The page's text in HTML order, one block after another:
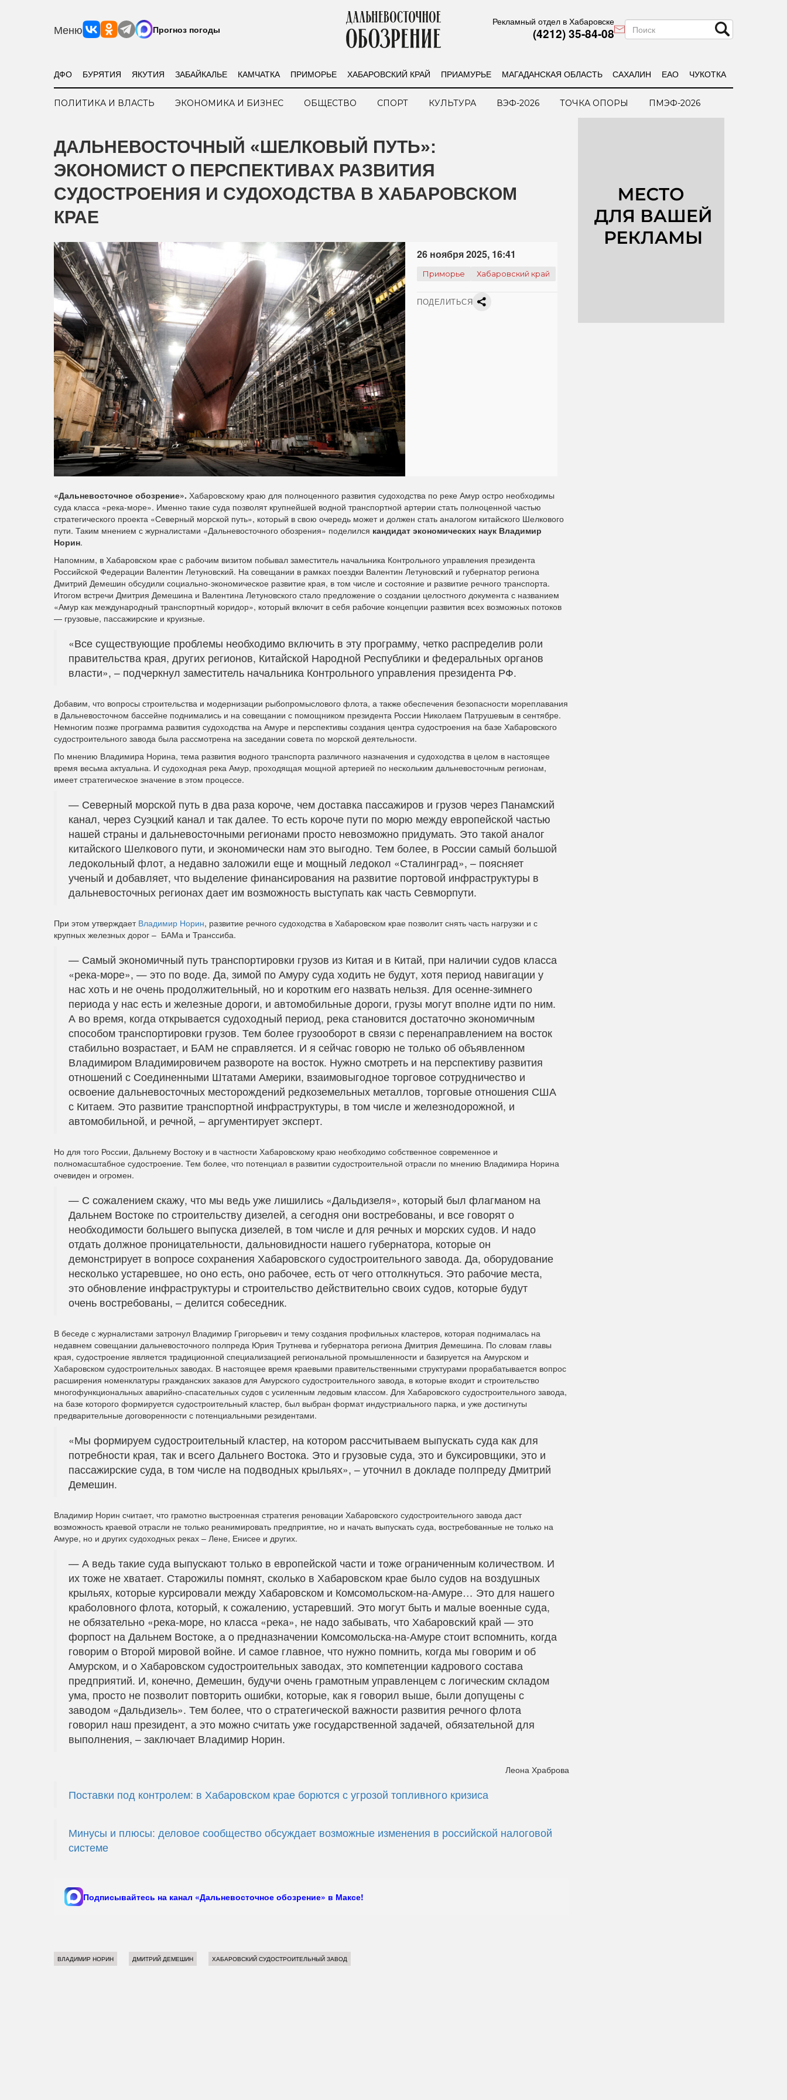
Меню Прогноз погоды
Рекламный отдел в Хабаровске
(4212) 35-84-08
ДФО БУРЯТИЯ ЯКУТИЯ ЗАБАЙКАЛЬЕ КАМЧАТКА ПРИМОРЬЕ ХАБАРОВСКИЙ КРАЙ ПРИАМУРЬЕ МАГАДАНСКАЯ ОБЛАСТЬ САХАЛИН ЕАО ЧУКОТКА
ПОЛИТИКА И ВЛАСТЬ ЭКОНОМИКА И БИЗНЕС ОБЩЕСТВО СПОРТ КУЛЬТУРА ВЭФ-2026 ТОЧКА ОПОРЫ ПМЭФ-2026
ДАЛЬНЕВОСТОЧНЫЙ «ШЕЛКОВЫЙ ПУТЬ»:
ЭКОНОМИСТ О ПЕРСПЕКТИВАХ РАЗВИТИЯ
СУДОСТРОЕНИЯ И СУДОХОДСТВА В ХАБАРОВСКОМ
КРАЕ
26 ноября 2025, 16:41
Приморье Хабаровский край
ПОДЕЛИТЬСЯ
«Дальневосточное обозрение». Хабаровскому краю для полноценного развития судоходства по реке Амур остро необходимы
суда класса «река-море». Именно такие суда позволят крупнейшей водной транспортной артерии стать полноценной частью
стратегического проекта «Северный морской путь», который в свою очередь может и должен стать аналогом китайского Шелкового
пути. Таким мнением с журналистами «Дальневосточного обозрения» поделился кандидат экономических наук Владимир
Норин.
Напомним, в Хабаровском крае с рабочим визитом побывал заместитель начальника Контрольного управления президента
Российской Федерации Валентин Летуновский. На совещании в рамках поездки Валентин Летуновский и губернатор региона
Дмитрий Демешин обсудили социально-экономическое развитие края, в том числе и состояние и развитие речного транспорта.
Итогом встречи Дмитрия Демешина и Валентина Летуновского стало предложение о создании целостного документа с названием
«Амур как международный транспортный коридор», который включит в себя рабочие концепции развития всех возможных потоков
— грузовые, пассажирские и круизные.
«Все существующие проблемы необходимо включить в эту программу, четко распределив роли
правительства края, других регионов, Китайской Народной Республики и федеральных органов
власти», – подчеркнул заместитель начальника Контрольного управления президента РФ.
Добавим, что вопросы строительства и модернизации рыбопромыслового флота, а также обеспечения безопасности мореплавания
в Дальневосточном бассейне поднимались и на совещании с помощником президента России Николаем Патрушевым в сентябре.
Немногим позже программа развития судоходства на Амуре и перспективы создания центра судостроения на базе Хабаровского
судостроительного завода была рассмотрена на заседании совета по морской деятельности.
По мнению Владимира Норина, тема развития водного транспорта различного назначения и судоходства в целом в настоящее
время весьма актуальна. И судоходная река Амур, проходящая мощной артерией по нескольким дальневосточным регионам,
имеет стратегическое значение в этом процессе.
— Северный морской путь в два раза короче, чем доставка пассажиров и грузов через Панамский
канал, через Суэцкий канал и так далее. То есть короче пути по морю между европейской частью
нашей страны и дальневосточными регионами просто невозможно придумать. Это такой аналог
китайского Шелкового пути, и экономически нам это выгодно. Тем более, в России самый большой
ледокольный флот, а недавно заложили еще и мощный ледокол «Сталинград», – поясняет
ученый и добавляет, что выделение финансирования на развитие портовой инфраструктуры в
дальневосточных регионах дает им возможность выступать как часть Севморпути.
При этом утверждает Владимир Норин, развитие речного судоходства в Хабаровском крае позволит снять часть нагрузки и с
крупных железных дорог – БАМа и Транссиба.
— Самый экономичный путь транспортировки грузов из Китая и в Китай, при наличии судов класса
«река-море», — это по воде. Да, зимой по Амуру суда ходить не будут, хотя период навигации у
нас хоть и не очень продолжительный, но и коротким его назвать нельзя. Для осенне-зимнего
периода у нас есть и железные дороги, и автомобильные дороги, грузы могут вполне идти по ним.
А во время, когда открывается судоходный период, река становится достаточно экономичным
способом транспортировки грузов. Тем более грузооборот в связи с перенаправлением на восток
стабильно возрастает, и БАМ не справляется. И я сейчас говорю не только об объявленном
Владимиром Владимировичем развороте на восток. Нужно смотреть и на перспективу развития
отношений с Соединенными Штатами Америки, взаимовыгодное торговое сотрудничество и
освоение дальневосточных месторождений редкоземельных металлов, торговые отношения США
с Китаем. Это развитие транспортной инфраструктуры, в том числе и железнодорожной, и
автомобильной, и речной, – аргументирует эксперт.
Но для того России, Дальнему Востоку и в частности Хабаровскому краю необходимо собственное современное и
полномасштабное судостроение. Тем более, что потенциал в развитии судостроительной отрасли по мнению Владимира Норина
очевиден и огромен.
— С сожалением скажу, что мы ведь уже лишились «Дальдизеля», который был флагманом на
Дальнем Востоке по строительству дизелей, а сегодня они востребованы, и все говорят о
необходимости большего выпуска дизелей, в том числе и для речных и морских судов. И надо
отдать должное проницательности, дальновидности нашего губернатора, которые он
демонстрирует в вопросе сохранения Хабаровского судостроительного завода. Да, оборудование
несколько устаревшее, но оно есть, оно рабочее, есть от чего оттолкнуться. Это рабочие места,
это обновление инфраструктуры и строительство действительно своих судов, которые будут
очень востребованы, – делится собеседник.
В беседе с журналистами затронул Владимир Григорьевич и тему создания профильных кластеров, которая поднималась на
недавнем совещании дальневосточного полпреда Юрия Трутнева и губернатора региона Дмитрия Демешина. По словам главы
края, судостроение является традиционной специализацией региональной промышленности и базируется на Амурском и
Хабаровском судостроительных заводах. В настоящее время краевыми правительственными структурами прорабатывается вопрос
расширения номенклатуры гражданских заказов для Амурского судостроительного завода, в которые входит и строительство
многофункциональных аварийно-спасательных судов с усиленным ледовым классом. Для Хабаровского судостроительного завода,
на базе которого формируется судостроительный кластер, был выбран формат индустриального парка, и уже достигнуты
предварительные договоренности с потенциальными резидентами.
«Мы формируем судостроительный кластер, на котором рассчитываем выпускать суда как для
потребности края, так и всего Дальнего Востока. Это и грузовые суда, это и буксировщики, это и
пассажирские суда, в том числе на подводных крыльях», – уточнил в докладе полпреду Дмитрий
Демешин.
Владимир Норин считает, что грамотно выстроенная стратегия реновации Хабаровского судостроительного завода даст
возможность краевой отрасли не только реанимировать предприятие, но и начать выпускать суда, востребованные не только на
Амуре, но и других судоходных реках – Лене, Енисее и других.
— А ведь такие суда выпускают только в европейской части и тоже ограниченным количеством. И
их тоже не хватает. Старожилы помнят, сколько в Хабаровском крае было судов на воздушных
крыльях, которые курсировали между Хабаровском и Комсомольском-на-Амуре… Это для нашего
краболовного флота, который, к сожалению, устаревший. Это могут быть и малые военные суда,
не обязательно «река-море, но класса «река», не надо забывать, что Хабаровский край — это
форпост на Дальнем Востоке, а о предназначении Комсомольска-на-Амуре стоит вспомнить, когда
говорим о Второй мировой войне. И самое главное, что нужно помнить, когда мы говорим и об
Амурском, и о Хабаровском судостроительных заводах, это компетенции кадрового состава
предприятий. И, конечно, Демешин, будучи очень грамотным управленцем с логическим складом
ума, просто не позволит повторить ошибки, которые, как я говорил выше, были допущены с
заводом «Дальдизель». Тем более, что о стратегической важности развития речного флота
говорил наш президент, а это можно считать уже государственной задачей, обязательной для
выполнения, – заключает Владимир Норин.
Леона Храброва
Поставки под контролем: в Хабаровском крае борются с угрозой топливного кризиса
Минусы и плюсы: деловое сообщество обсуждает возможные изменения в российской налоговой
системе
Подписывайтесь на канал «Дальневосточное обозрение» в Максе!
ВЛАДИМИР НОРИН ДМИТРИЙ ДЕМЕШИН ХАБАРОВСКИЙ СУДОСТРОИТЕЛЬНЫЙ ЗАВОД